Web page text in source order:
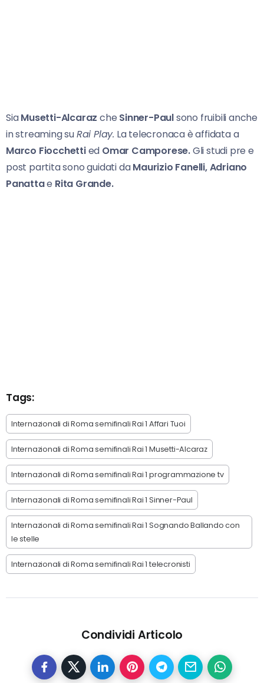
SiaMusetti-Alcaraz che Sinner-Paulsono fruibili anche
in streaming suRai Play. La telecronaca è affidata a
Marco Fiocchettied Omar Camporese.Gli studi pre e
post partita sono guidati daMaurizio Fanelli, Adriano
Panattae Rita Grande.
Tags:
Internazionali di Roma semifinali Rai 1 Affari Tuoi
Internazionali di Roma semifinali Rai 1 Musetti-Alcaraz
Internazionali di Roma semifinali Rai 1 programmazione tv
Internazionali di Roma semifinali Rai 1 Sinner-Paul
Internazionali di Roma semifinali Rai 1 Sognando Ballando con
le stelle
Internazionali di Roma semifinali Rai 1 telecronisti
Condividi Articolo